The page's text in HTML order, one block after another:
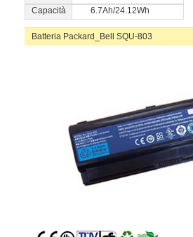
Capacità
6.7Ah/24.12Wh
Batteria Packard_Bell SQU-803